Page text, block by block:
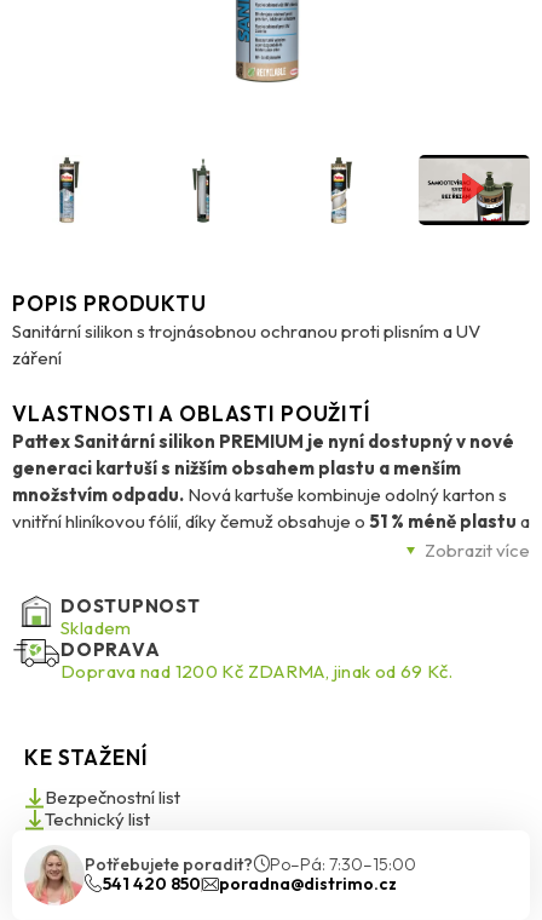
POPIS PRODUKTU
Sanitární silikon s trojnásobnou ochranou proti plisním a UV
záření
Zobrazit více
VLASTNOSTI A OBLASTI POUŽITÍ
Pattex Sanitární silikon PREMIUM je nyní dostupný v nové
generaci kartuší s nižším obsahem plastu a menším
množstvím odpadu. Nová kartuše kombinuje odolný karton s
vnitřní hliníkovou fólií, díky čemuž obsahuje o 51 % méně plastu a
oproti běžným plastovým kartuším snižuje celkové množství
běžné vytlačovací pistole a silikon se snadno nanáší do spár ve
vlhkých prostorech.
Tento prémiový sanitární silikon je určený především pro
stěn a podlah. Hodí se také k utěsnění kolem sanitárního
vybavení, například umyvadel, van, sprchových vaniček nebo
obkladových detailů v koupelně
Pattex Sanitární silikon PREMIUM zůstávátrvale elastický
takže dobře snáší drobné pohyby materiálů, pnutí ve spárách i
DOSTUPNOST
Skladem
DOPRAVA
Doprava nad 1200 Kč ZDARMA, jinak od 69 Kč.
KE STAŽENÍ
Bezpečnostní list
Technický list
Potřebujete poradit?
Po–Pá: 7:30–15:00
541 420 850
poradna@distrimo.cz